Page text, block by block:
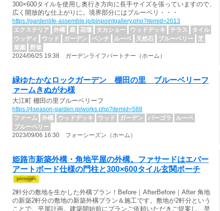
300×600タイルを使用し奥行き方向に長手サイズを張っていますので、
広く開放的な仕上がりに。境界部分にはブルーベリ・・・
https://gardenlife-assemble.jp/pinpointgallery.php?itemid=2013
エクステリア
外構 庭 花壇 タカショー ウッドデッキ テラス
タイル
ウッディ
ウッド ガーデン ベンチ ルーベ 天然石 ブルーベリー
芝
菜園
野菜
2024/06/25 19:38 ガーデンライフパートナー（ホーム）
緑ゆたかなロックガーデン 棚田の里 ブルーベリーフ
ァームきぬがわ様
大江町 棚田の里ブルーベリーフ
https://4season-garden.jp/works.php?itemid=588
ファーム
外構 ウッドデッキ ウッド ガーデン パーゴラ
ルーベ
ブルーベリー
2023/09/06 16:30 フォーシーズン（ホーム）
姫路市新築外構・角地平屋の外構。ファサードはエバー
アートボード仕様の門柱と300×600タイル玄関ポーチ
2軒分の敷地を生かした外構プラン！Before｜AfterBefore｜After 角地
の新築2軒分の敷地の新築外構プラン＆施工です。敷地が2軒分という
ことで、平屋計画。建築開始前にプランご依頼いただきご提案し、早